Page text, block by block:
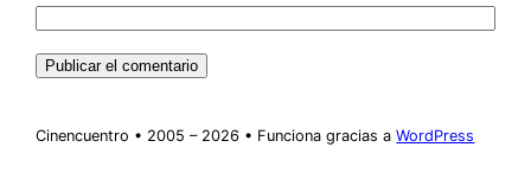
Cinencuentro • 2005 – 2026 • Funciona gracias aWordPress